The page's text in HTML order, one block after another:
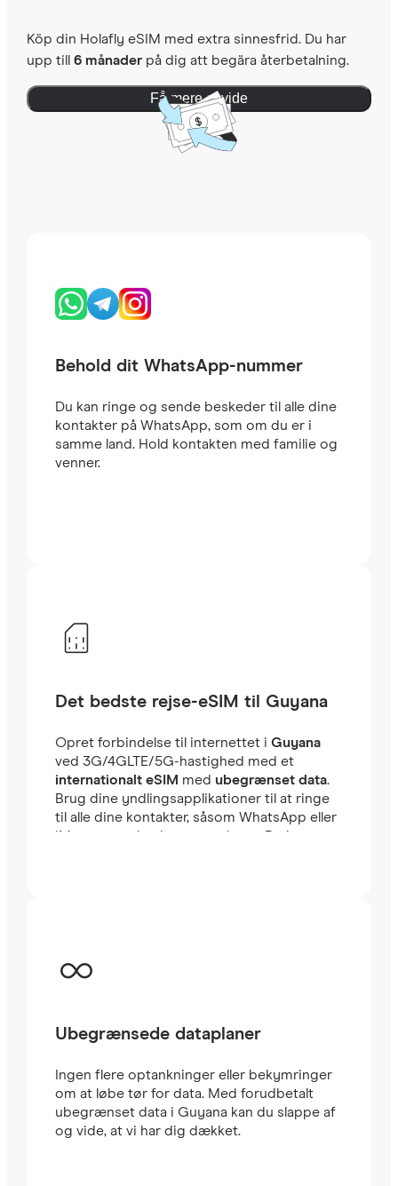
Köp din Holafly eSIM med extra sinnesfrid. Du har
upp till 6 månaderpå dig att begära återbetalning.
Få mere at vide
Behold dit WhatsApp-nummer
Du kan ringe og sende beskeder til alle dine
kontakter på WhatsApp, som om du er i
samme land. Hold kontakten med familie og
venner.
Det bedste rejse-eSIM til Guyana
Opret forbindelse til internettet i Guyana
ved 3G/4GLTE/5G-hastighed med et
internationalt eSIM med ubegrænset data.
Brug dine yndlingsapplikationer til at ringe
til alle dine kontakter, såsom WhatsApp eller
iMessage, uden begrænsninger. Du kan
med din mobil, og i løbet af få minutter har
Ubegrænsede dataplaner
Ingen flere optankninger eller bekymringer
om at løbe tør for data. Med forudbetalt
ubegrænset data i Guyana kan du slappe af
og vide, at vi har dig dækket.